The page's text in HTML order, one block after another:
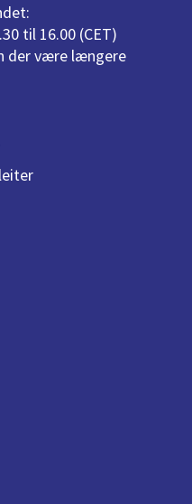
til 16.00 (CET)
der være længere